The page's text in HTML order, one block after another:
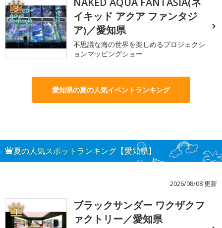
3
イキッド アクア ファンタジ
ア)／愛知県
不思議な海の世界を楽しめるプロジェクシ
ョンマッピングショー
愛知県の夏の人気イベントランキング
夏の人気スポットランキング【愛知県】
2026/08/08 更新
1
ブラックサンダー ワクザクフ
ァクトリー／愛知県